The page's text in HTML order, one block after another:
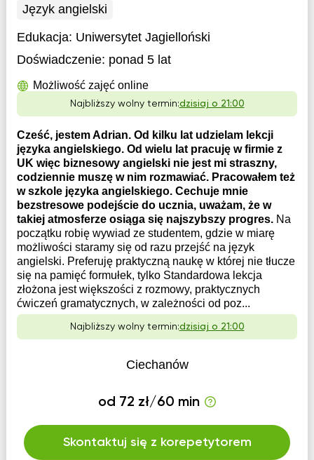
Język angielski
Edukacja: Uniwersytet Jagielloński
Doświadczenie: ponad 5 lat
Możliwość zajęć online
Najbliższy wolny termin:dzisiaj o 21:00
Cześć, jestem Adrian. Od kilku lat udzielam lekcji
języka angielskiego. Od wielu lat pracuję w firmie z
UK więc biznesowy angielski nie jest mi straszny,
codziennie muszę w nim rozmawiać. Pracowałem też
w szkole języka angielskiego. Cechuje mnie
bezstresowe podejście do ucznia, uważam, że w
takiej atmosferze osiąga się najszybszy progres. Na
początku robię wywiad ze studentem, gdzie w miarę
możliwości staramy się od razu przejść na język
angielski. Preferuję praktyczną naukę w której nie tłucze
się na pamięć formułek, tylko Standardowa lekcja
złożona jest większości z rozmowy, praktycznych
ćwiczeń gramatycznych, w zależności od poz...
Najbliższy wolny termin:dzisiaj o 21:00
Ciechanów
od 72 zł/60 min
Skontaktuj się z korepetytorem